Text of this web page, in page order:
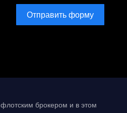
Отправить форму
брокером и в этом